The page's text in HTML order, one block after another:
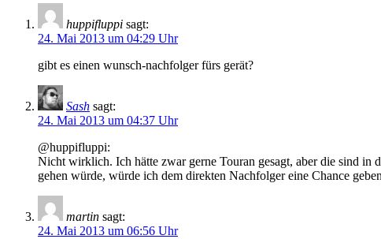
huppifluppi sagt:
24. Mai 2013 um 04:29 Uhr
gibt es einen wunsch-nachfolger fürs gerät?
Sash sagt:
24. Mai 2013 um 04:37 Uhr
@huppifluppi:
Nicht wirklich. Ich hätte zwar gerne Touran gesagt, aber die sind in
gehen würde, würde ich dem direkten Nachfolger eine Chance
martin sagt:
24. Mai 2013 um 06:56 Uhr